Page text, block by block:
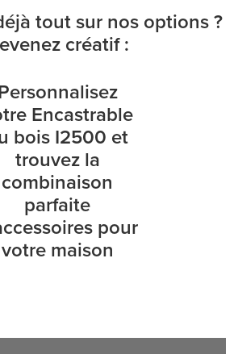
tout sur nos options ?
créatif :
Encastrable
bois I2500 et
trouvez la
combinaison
parfaite
pour
votre maison